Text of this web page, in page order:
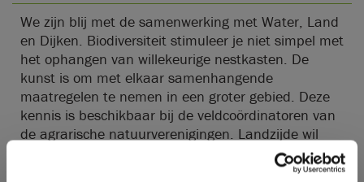
We zijn blij met de samenwerking met Water, Land
en Dijken. Biodiversiteit stimuleer je niet simpel met
het ophangen van willekeurige nestkasten. De
kunst is om met elkaar samenhangende
maatregelen te nemen in een groter gebied. Deze
kennis is beschikbaar bij de veldcoördinatoren van
de agrarische natuurverenigingen. Landzijde wil
ook in andere delen van Noord-Holland de
samenwerking opzoeken om zo door heel Noord-